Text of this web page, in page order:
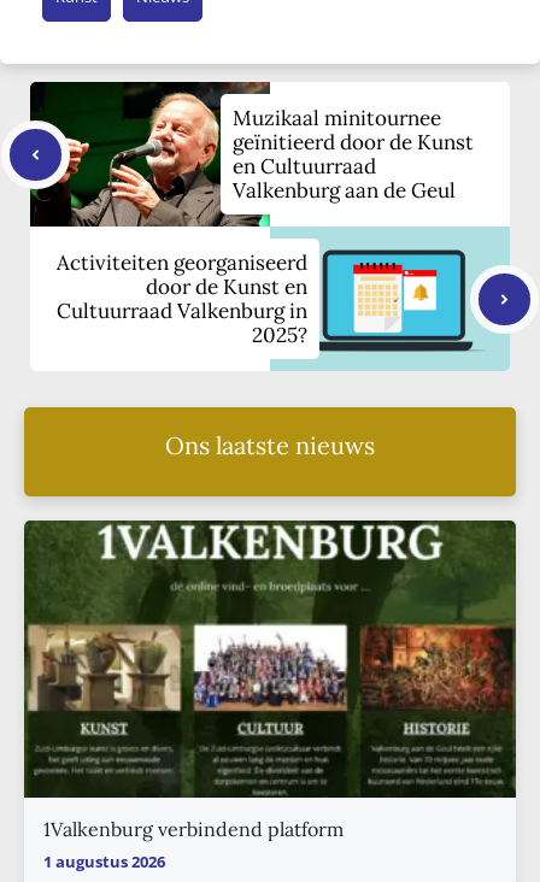
Muzikaal minitournee
geïnitieerd door de Kunst
en Cultuurraad
Valkenburg aan de Geul
Activiteiten georganiseerd
door de Kunst en
Cultuurraad Valkenburg in
2025?
Ons laatste nieuws
1Valkenburg verbindend platform
1 augustus 2026